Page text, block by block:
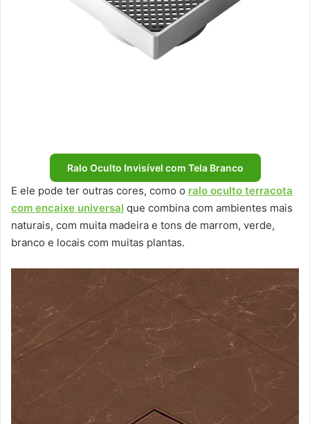
Ralo Oculto Invisível com Tela Branco
E ele pode ter outras cores, como o ralo oculto terracota
com encaixe universal que combina com ambientes mais
naturais, com muita madeira e tons de marrom, verde,
branco e locais com muitas plantas.